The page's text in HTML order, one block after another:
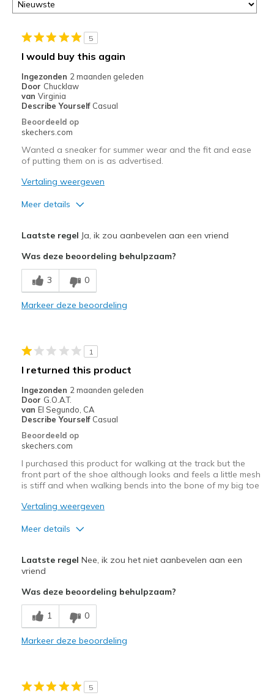
of
<a
de
page
met
de
van
de
page_id
bezoeken.
5
I would buy this again
Ingezonden 2 maanden geleden
Door Chucklaw
van Virginia
Describe Yourself Casual
Beoordeeld op
skechers.com
Wanted a sneaker for summer wear and the fit and ease
of putting them on is as advertised.
Vertaling weergeven
Meer details
Comfortable
Stylish
View On Shoes
Shoes are for Wearing
Laatste regel Ja, ik zou aanbevelen aan een vriend
Was deze beoordeling behulpzaam?
3 0
Markeer deze beoordeling
1
I returned this product
Ingezonden 2 maanden geleden
Door G.O.A.T.
van El Segundo, CA
Describe Yourself Casual
Beoordeeld op
skechers.com
I purchased this product for walking at the track but the
front part of the shoe although looks and feels a little mesh
is stiff and when walking bends into the bone of my big toe
Vertaling weergeven
Meer details
Attractive Design
Breathe Well
Stylish
Width
Feels true to width
Laatste regel Nee, ik zou het niet aanbevelen aan een
vriend
Was deze beoordeling behulpzaam?
1 0
Markeer deze beoordeling
5